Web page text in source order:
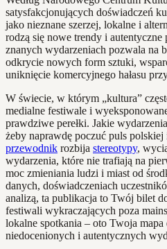
satysfakcjonujących doświadczeń
jako nieznane szerzej, lokalne i
rodzą się nowe trendy i
znanych wydarzeniach pozwala na
odkrycie nowych form sztuki,
uniknięcie komercyjnego hałasu
W świecie, w którym „kultura”
medialne festiwale i
prawdziwe perełki. Jakie
żeby naprawdę poczuć puls polskiej
przewodnik rozbija stereotypy,
wydarzenia, które nie trafiają na
moc zmieniania ludzi i miast od
danych, doświadczeniach
analizą, ta publikacja to Twój bilet
festiwali wykraczających poza
lokalne spotkania – oto Twoja
niedocenionych i autentycznych